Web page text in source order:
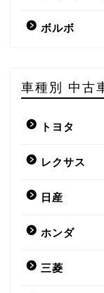
ボルボ
車種別 中古
トヨタ
レクサス
日産
ホンダ
三菱